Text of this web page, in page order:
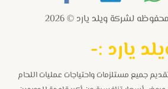
لشركة ويلد يارد © 2026
يلد يارد :-
جميع مستلزمات واحتياجات عمليات اللحام